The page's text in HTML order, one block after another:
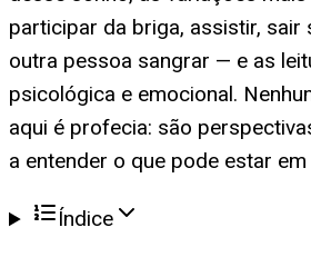
participar da briga, assistir, sair
outra pessoa sangrar — e as
psicológica e emocional.
aqui é profecia: são
a entender o que pode estar
Índice